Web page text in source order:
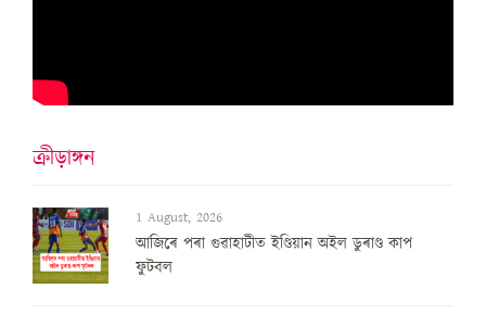
ক্ৰীড়াঙ্গন
1 August, 2026
আজিৰে পৰা গুৱাহাটীত ইণ্ডিয়ান অইল ডুৰাণ্ড কাপ
ফুটবল